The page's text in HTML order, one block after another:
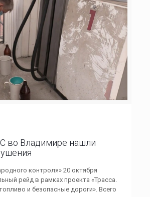
во Владимире нашли
контроля» 20 октября
рейд в рамках проекта «Трасса.
и безопасные дороги». Всего